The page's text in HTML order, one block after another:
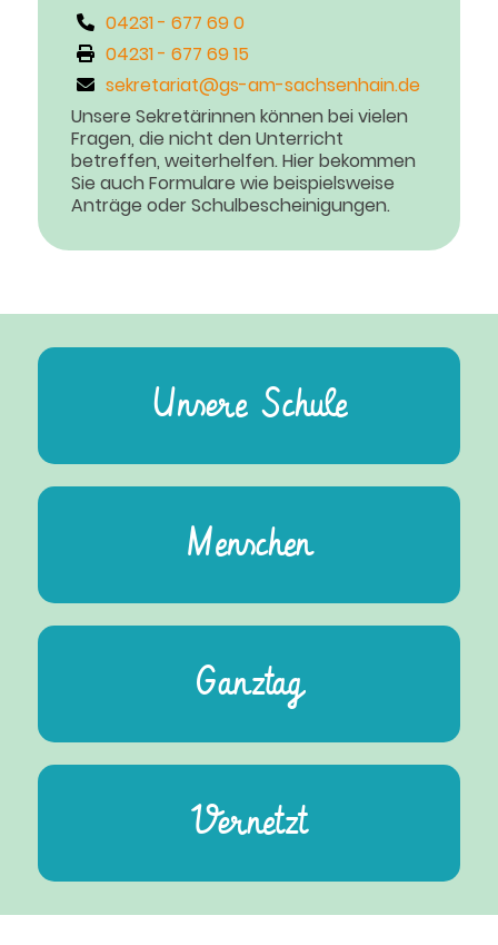
04231 - 677 69 0
04231 - 677 69 15
sekretariat@gs-am-sachsenhain.de
Unsere Sekretärinnen können bei vielen
Fragen, die nicht den Unterricht
betreffen, weiterhelfen. Hier bekommen
Sie auch Formulare wie beispielsweise
Anträge oder Schulbescheinigungen.
Unsere Schule
Menschen
Ganztag
Vernetzt